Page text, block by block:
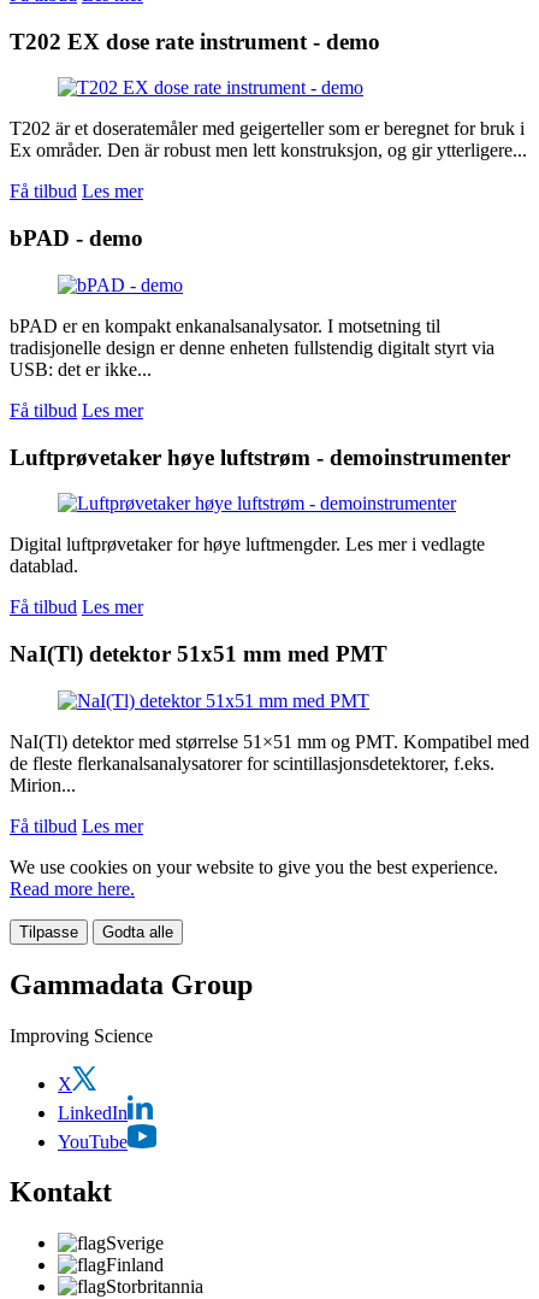
T202 EX dose rate instrument - demo
T202 är et doseratemåler med geigerteller som er beregnet for bruk i
Ex områder. Den är robust men lett konstruksjon, og gir ytterligere...
Få tilbud Les mer
bPAD - demo
bPAD er en kompakt enkanalsanalysator. I motsetning til
tradisjonelle design er denne enheten fullstendig digitalt styrt via
USB: det er ikke...
Få tilbud Les mer
Luftprøvetaker høye luftstrøm - demoinstrumenter
Digital luftprøvetaker for høye luftmengder. Les mer i vedlagte
datablad.
Få tilbud Les mer
NaI(Tl) detektor 51x51 mm med PMT
NaI(Tl) detektor med størrelse 51×51 mm og PMT. Kompatibel med
de fleste flerkanalsanalysatorer for scintillasjonsdetektorer, f.eks.
Mirion...
Få tilbud Les mer
We use cookies on your website to give you the best experience.
Read more here.
Tilpasse Godta alle
Gammadata Group
Improving Science
X
LinkedIn
YouTube
Kontakt
Sverige
Finland
Storbritannia